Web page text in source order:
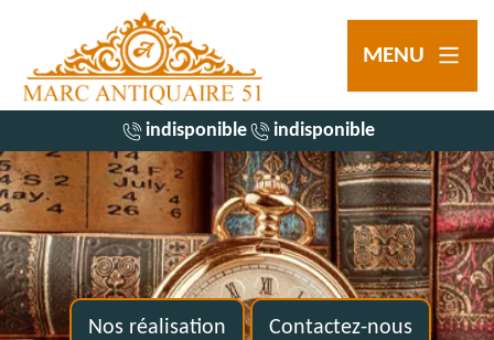
MENU
indisponible indisponible
Nos réalisation Contactez-nous